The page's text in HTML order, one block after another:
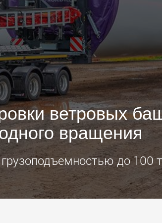
для
ветровых
вращения
до